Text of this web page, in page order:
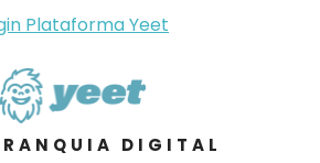
Plataforma Yeet
DIGITAL